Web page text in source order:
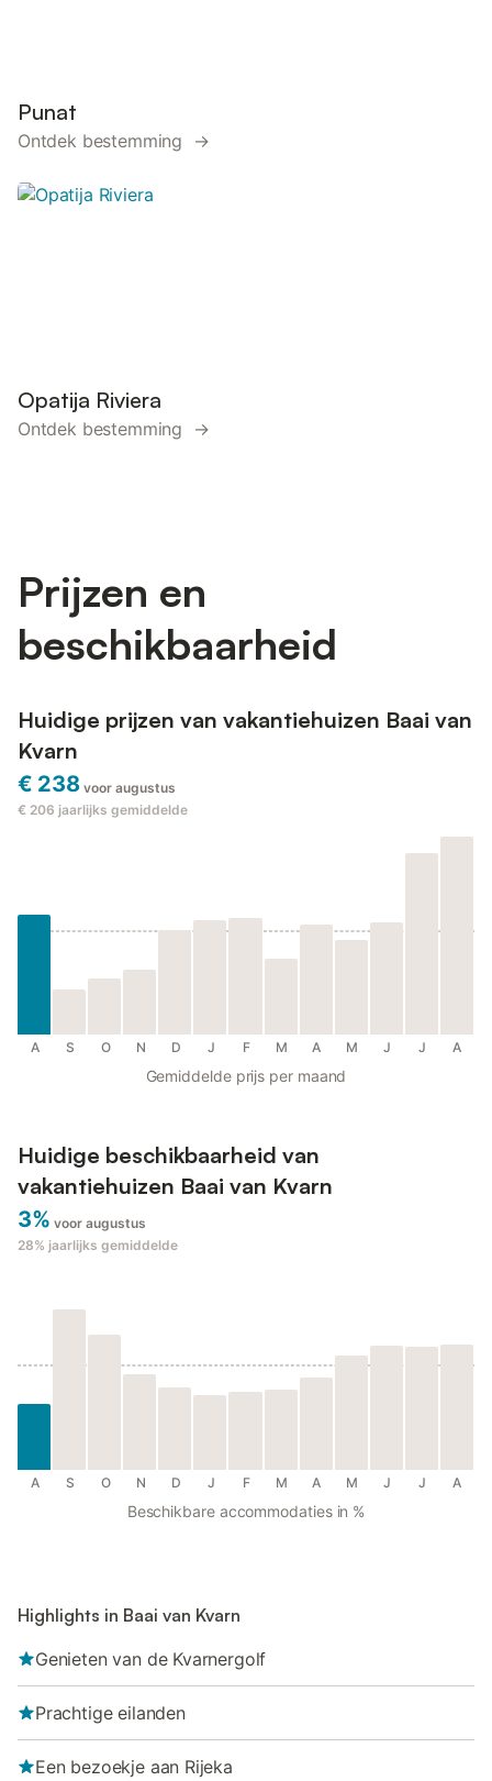
Punat
Ontdek bestemming →
Opatija Riviera
Ontdek bestemming →
Prijzen en
beschikbaarheid
Huidige prijzen van vakantiehuizen Baai van
Kvarn
€ 238 voor augustus
€ 206 jaarlijks gemiddelde
A S O N D J F M A M J J A
Gemiddelde prijs per maand
Huidige beschikbaarheid van
vakantiehuizen Baai van Kvarn
3% voor augustus
28% jaarlijks gemiddelde
A S O N D J F M A M J J A
Beschikbare accommodaties in %
Highlights in Baai van Kvarn
Genieten van de Kvarnergolf
Prachtige eilanden
Een bezoekje aan Rijeka